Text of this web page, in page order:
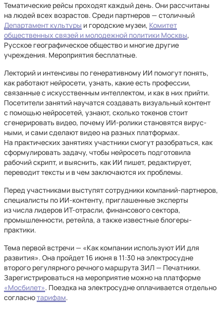
Тематические рейсы проходят каждый день. Они рассчитаны
на людей всех возрастов. Среди партнеров — столичный
Департамент культуры и городские музеи, Комитет
общественных связей и молодежной политики Москвы,
Русское географическое общество и многие другие
учреждения. Мероприятия бесплатные.
Лекторий и интенсивы по генеративному ИИ помогут понять,
как работают нейросети, узнать, какие есть профессии,
связанные с искусственным интеллектом, и как в них прийти.
Посетители занятий научатся создавать визуальный контент
с помощью нейросетей, узнают, сколько токенов стоит
сгенерировать видео, почему ИИ-ролики становятся вирус-
ными, и сами сделают видео на разных платформах.
На практических занятиях участники смогут разобраться, как
сформулировать задачу, чтобы нейросеть подготовила
рабочий скрипт, и выяснить, как ИИ пишет, редактирует,
переводит тексты и в чем заключаются их проблемы.
Перед участниками выступят сотрудники компаний-партнеров,
специалисты по ИИ-контенту, приглашенные эксперты
из числа лидеров ИТ-отрасли, финансового сектора,
промышленности, ретейла, а также известные блогеры-
практики.
Тема первой встречи — «Как компании используют ИИ для
развития». Она пройдет 16 июня в 11:30 на электросудне
второго регулярного речного маршрута ЗИЛ — Печатники.
Зарегистрироваться на мероприятие можно на платформе
«Мосбилет». Поездка на электросудне оплачивается отдельно
согласнотарифам.